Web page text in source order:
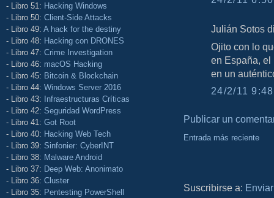
- Libro 51: Hacking Windows
- Libro 50: Client-Side Attacks
- Libro 49: A hack for the destiny
- Libro 48: Hacking con DRONES
- Libro 47: Crime Investigation
- Libro 46: macOS Hacking
- Libro 45: Bitcoin & Blockchain
- Libro 44: Windows Server 2016
- Libro 43: Infraestructuras Críticas
- Libro 42: Seguridad WordPress
- Libro 41: Got Root
- Libro 40: Hacking Web Tech
- Libro 39: Sinfonier: CyberINT
- Libro 38: Malware Android
- Libro 37: Deep Web: Anonimato
- Libro 36: Cluster
- Libro 35: Pentesting PowerShell
Julián Sotos
Ojito con lo
en España, el
en un
24/2/11
Publicar un
Entrada más reciente
Suscribirse a: